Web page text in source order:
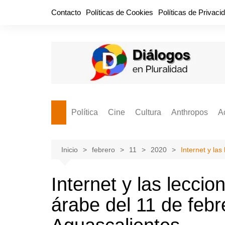
Contacto Políticas de Cookies Políticas de
Política
Cabos Sueltos
Disruptor
Espacio Ciudadano
Cine
FILMOGRAFÍAS
Cultura
Crónica
Libros
Valor Público
Anthropos
Estadística
Hemeródromo
Inicio febrero 11 2020 Internet y las
Internet y las
árabe del 11 de